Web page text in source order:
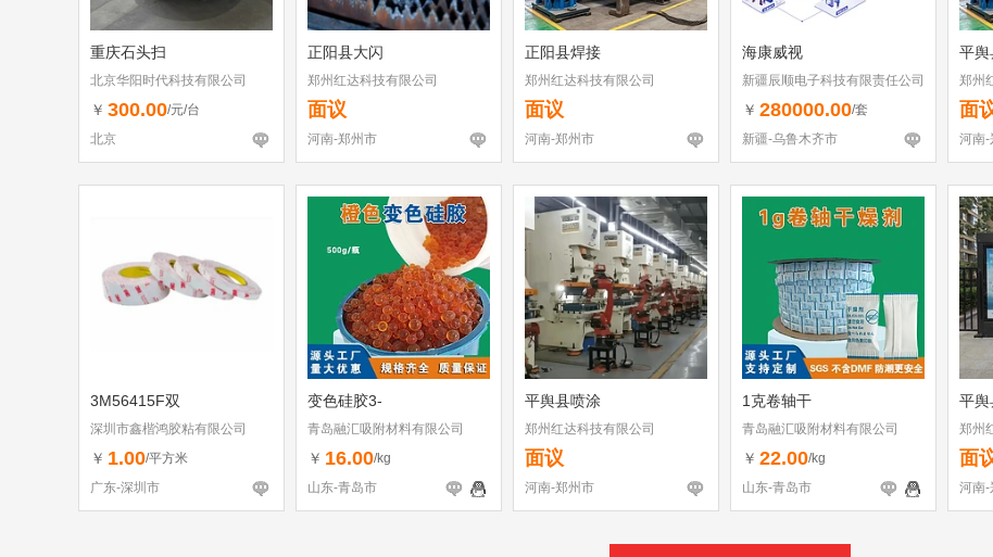
重庆石头扫
北京华阳时代科技有限公司
￥ 300.00/元/台
北京
正阳县大闪
郑州红达科技有限公司
面议
河南-郑州市
正阳县焊接
郑州红达科技有限公司
面议
河南-郑州市
海康威视
新疆辰顺电子科技有限责任公司
￥ 280000.00/套
新疆-乌鲁木齐市
平舆
郑州
面
河南-
3M56415F双
深圳市鑫楷鸿胶粘有限公司
￥ 1.00/平方米
广东-深圳市
变色硅胶3-
青岛融汇吸附材料有限公司
￥ 16.00/kg
山东-青岛市
平舆县喷涂
郑州红达科技有限公司
面议
河南-郑州市
1克卷轴干
青岛融汇吸附材料有限公司
￥ 22.00/kg
山东-青岛市
平舆
郑州
面
河南-